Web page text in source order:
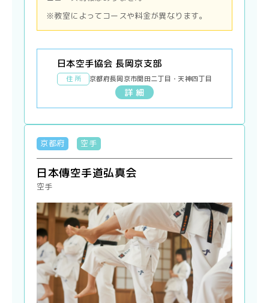
※教室によってコースや料金が異なります。
日本空手協会 長岡京支部
住 所 京都府長岡京市開田二丁目・天神四丁目
詳 細
京都府 空手
日本傳空手道弘真会
空手